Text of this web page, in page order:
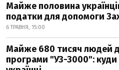
Майже половина
податки для допомоги
6 ТРАВНЯ, 15:00
Майже 680 тисяч людей
програми "УЗ-3000": куди